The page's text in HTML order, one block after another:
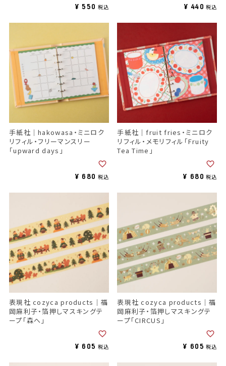
¥ 550 税込 ¥ 440 税込
手紙社｜hakowasa・ミニロク
リフィル・フリーマンスリー
「upward days」
¥ 680 税込
手紙社｜fruit fries・ミニロク
リフィル・メモリフィル「Fruity
Tea Time」
¥ 680 税込
表現社 cozyca products｜福
岡麻利子・箔押しマスキングテ
ープ「森へ」
¥ 605 税込
表現社 cozyca products｜福
岡麻利子・箔押しマスキングテ
ープ「CIRCUS」
¥ 605 税込